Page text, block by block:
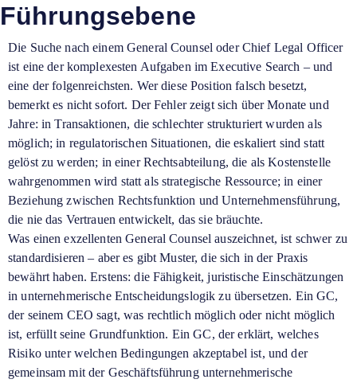
Führungsebene
Die Suche nach einem General Counsel oder Chief Legal Officer
ist eine der komplexesten Aufgaben im Executive Search – und
eine der folgenreichsten. Wer diese Position falsch besetzt,
bemerkt es nicht sofort. Der Fehler zeigt sich über Monate und
Jahre: in Transaktionen, die schlechter strukturiert wurden als
möglich; in regulatorischen Situationen, die eskaliert sind statt
gelöst zu werden; in einer Rechtsabteilung, die als Kostenstelle
wahrgenommen wird statt als strategische Ressource; in einer
Beziehung zwischen Rechtsfunktion und Unternehmensführung,
die nie das Vertrauen entwickelt, das sie bräuchte.
Was einen exzellenten General Counsel auszeichnet, ist schwer zu
standardisieren – aber es gibt Muster, die sich in der Praxis
bewährt haben. Erstens: die Fähigkeit, juristische Einschätzungen
in unternehmerische Entscheidungslogik zu übersetzen. Ein GC,
der seinem CEO sagt, was rechtlich möglich oder nicht möglich
ist, erfüllt seine Grundfunktion. Ein GC, der erklärt, welches
Risiko unter welchen Bedingungen akzeptabel ist, und der
gemeinsam mit der Geschäftsführung unternehmerische